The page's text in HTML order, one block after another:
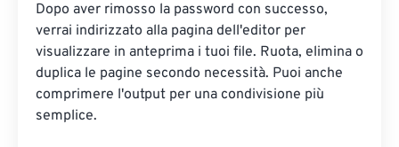
Dopo aver rimosso la password con successo,
verrai indirizzato alla pagina dell'editor per
visualizzare in anteprima i tuoi file. Ruota, elimina o
duplica le pagine secondo necessità. Puoi anche
comprimere l'output per una condivisione più
semplice.